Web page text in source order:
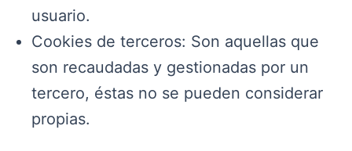
usuario.
Cookies de terceros: Son aquellas que
son recaudadas y gestionadas por un
tercero, éstas no se pueden considerar
propias.